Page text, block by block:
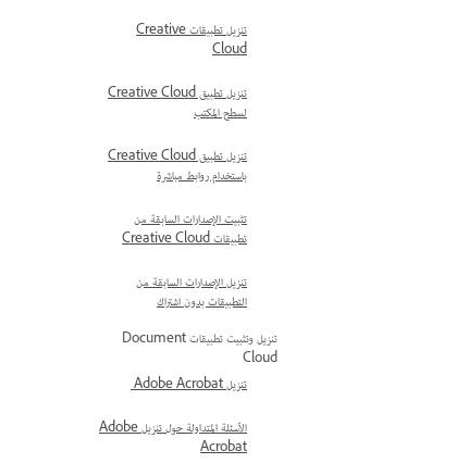
تنزيل تطبيقات Creative
Cloud
تنزيل تطبيق Creative Cloud
لسطح المكتب
تنزيل تطبيق Creative Cloud
باستخدام روابط مباشرة
تثبيت الإصدارات السابقة من
تطبيقات Creative Cloud
تنزيل الإصدارات السابقة من
التطبيقات بدون اشتراك
تنزيل وتثبيت تطبيقات Document
Cloud
تنزيل Adobe Acrobat
الأسئلة المتداولة حول تنزيل Adobe
Acrobat